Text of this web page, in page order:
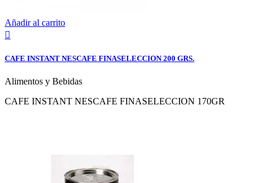
Añadir al carrito

CAFE INSTANT NESCAFE FINASELECCION 200 GRS.
Alimentos y Bebidas
CAFE INSTANT NESCAFE FINASELECCION 170GR